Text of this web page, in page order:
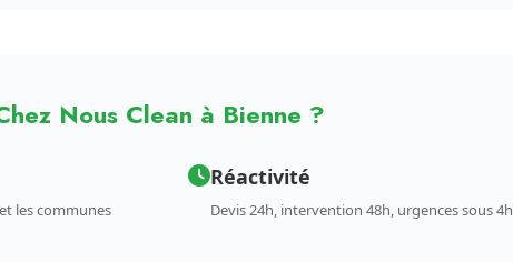
Nous Clean à Bienne ?
les communes
Réactivité
Devis 24h, intervention 48h, urgences sous 4h